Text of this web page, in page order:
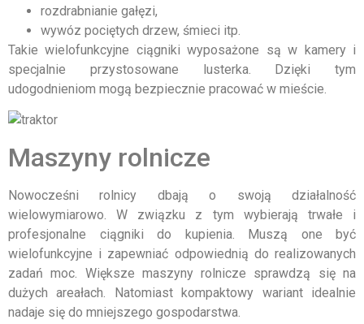
rozdrabnianie gałęzi,
wywóz pociętych drzew, śmieci itp.
Takie wielofunkcyjne ciągniki wyposażone są w kamery i
specjalnie przystosowane lusterka. Dzięki tym
udogodnieniom mogą bezpiecznie pracować w mieście.
Maszyny rolnicze
Nowocześni rolnicy dbają o swoją działalność
wielowymiarowo. W związku z tym wybierają trwałe i
profesjonalne ciągniki do kupienia. Muszą one być
wielofunkcyjne i zapewniać odpowiednią do realizowanych
zadań moc. Większe maszyny rolnicze sprawdzą się na
dużych areałach. Natomiast kompaktowy wariant idealnie
nadaje się do mniejszego gospodarstwa.